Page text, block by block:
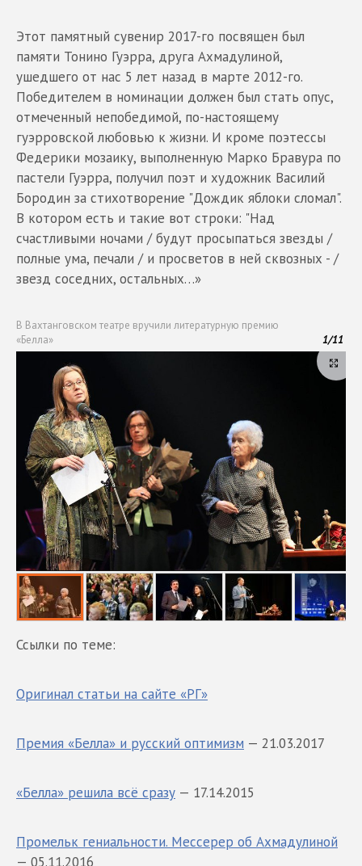
Этот памятный сувенир 2017-го посвящен был
памяти Тонино Гуэрра, друга Ахмадулиной,
ушедшего от нас 5 лет назад в марте 2012-го.
Победителем в номинации должен был стать опус,
отмеченный непобедимой, по-настоящему
гуэрровской любовью к жизни. И кроме поэтессы
Федерики мозаику, выполненную Марко Бравура по
пастели Гуэрра, получил поэт и художник Василий
Бородин за стихотворение "Дождик яблоки сломал".
В котором есть и такие вот строки: "Над
счастливыми ночами / будут просыпаться звезды /
полные ума, печали / и просветов в ней сквозных - /
звезд соседних, остальных…»
В Вахтанговском театре вручили литературную премию
«Белла»
1/11
Ссылки по теме:
Оригинал статьи на сайте «РГ»
Премия «Белла» и русский оптимизм — 21.03.2017
«Белла» решила всё сразу — 17.14.2015
Промельк гениальности. Мессерер об Ахмадулиной
— 05.11.2016